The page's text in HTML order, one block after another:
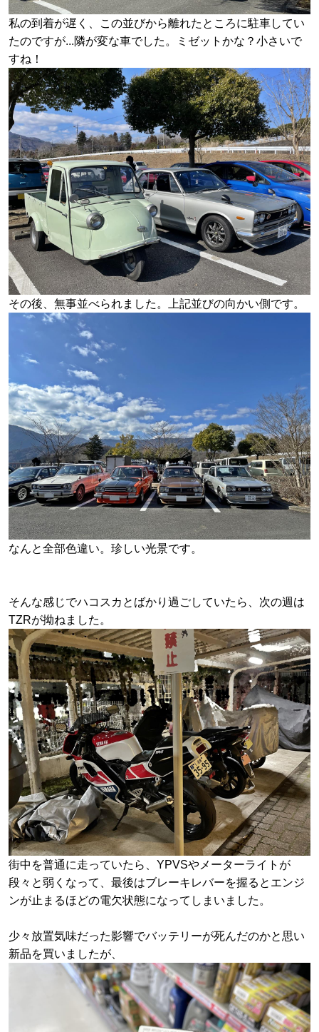
私の到着が遅く、この並びから離れたところに駐車してい
たのですが...隣が変な車でした。ミゼットかな？小さいで
すね！
その後、無事並べられました。上記並びの向かい側です。
なんと全部色違い。珍しい光景です。
そんな感じでハコスカとばかり過ごしていたら、次の週は
TZRが拗ねました。
街中を普通に走っていたら、YPVSやメーターライトが
段々と弱くなって、最後はブレーキレバーを握るとエンジ
ンが止まるほどの電欠状態になってしまいました。
少々放置気味だった影響でバッテリーが死んだのかと思い
新品を買いましたが、